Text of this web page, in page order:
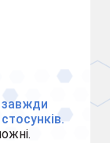
завжди